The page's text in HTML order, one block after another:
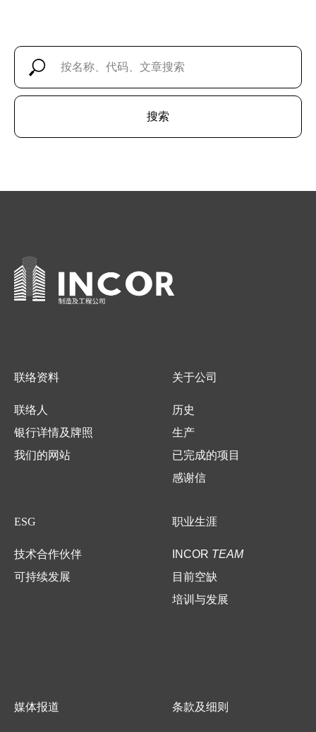
搜索
联络资料
联络人
银行详情及牌照
我们的网站
关于公司
历史
生产
已完成的项目
感谢信
ESG
技术合作伙伴
可持续发展
职业生涯
INCOR TEAM
目前空缺
培训与发展
媒体报道 条款及细则